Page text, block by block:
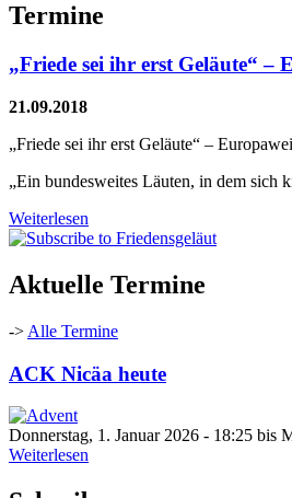
Termine
„Friede sei ihr erst Geläute“ –
21.09.2018
„Friede sei ihr erst Geläute“ –
„Ein bundesweites Läuten, in dem sich
Weiterlesen
Aktuelle Termine
-> Alle Termine
ACK Nicäa heute
Donnerstag, 1. Januar 2026 - 18:25 bis
Weiterlesen